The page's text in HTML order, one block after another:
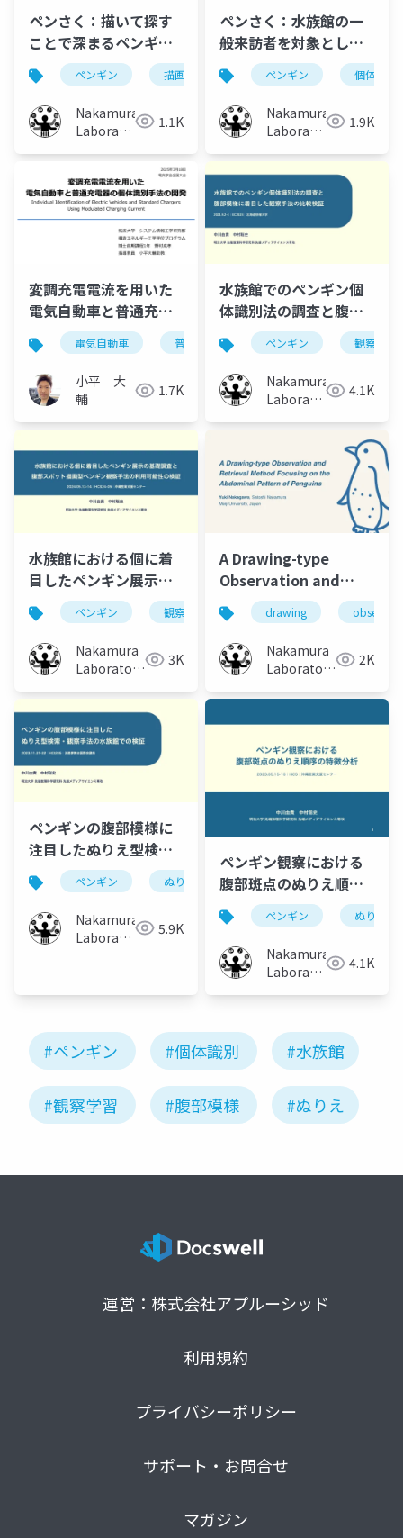
ペンさく：描いて探す
ことで深まるペンギン
観察手法と水族館来訪
者を対象とした実証実
験
ペンギン 描画 水族館 動物園
Nakamura
Laboratory
1.1K
ペンさく：水族館の一
般来訪者を対象とした
ペンギン描画型検索シ
ステムの実地検証
ペンギン 個体識別
Nakamura
Laboratory
1.9K
変調充電電流を用いた
電気自動車と普通充電
器の個体識別手法の開
発
電気自動車 普通充電器 アグリゲーション
小平 大
輔
1.7K
水族館でのペンギン個
体識別法の調査と腹部
模様に着目した観察手
法の比較検証
ペンギン 観察支援
Nakamura
Laboratory
4.1K
水族館における個に着
目したペンギン展示の
基礎調査と腹部スポッ
ト描画型ペンギン観察
手法の利用可能性の検
証
ペンギン 観察支援 個体識別 スポット
Nakamura
Laboratory
3K
A Drawing-type
Observation and
Retrieval Method
Focusing on the
Abdominal Pattern
of Penguins
drawing
Nakamura
Laboratory
University)
2K
ペンギンの腹部模様に
注目したぬりえ型検
索・観察手法の水族館
での検証
ペンギン ぬりえ 検索 観察支援
Nakamura
Laboratory
5.9K
ペンギン観察における
腹部斑点のぬりえ順序
の特徴分析
ペンギン ぬりえ
Nakamura
Laboratory
4.1K
#ペンギン #個体識別 #水族館
#観察学習 #腹部模様 #ぬりえ
運営：株式会社アプルーシッド
利用規約
プライバシーポリシー
サポート・お問合せ
マガジン